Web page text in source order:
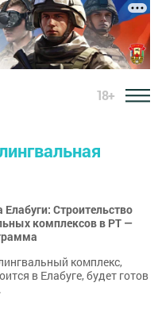
18+
Строительство
комплексов в РТ —
комплекс,
в Елабуге, будет готов